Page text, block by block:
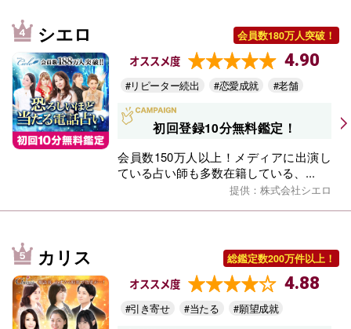
シエロ 会員数180万人突破！
オススメ度 4.90
#リピーター続出 #恋愛成就 #老舗
初回登録10分無料鑑定！
会員数150万人以上！メディアに出演し
ている占い師も多数在籍している、...
提供：株式会社シエロ
カリス 総鑑定数200万件以上！
オススメ度 4.88
#引き寄せ #当たる #願望成就